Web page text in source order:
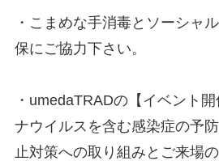
・こまめな手消毒とソーシャ
保にご協力下さい。
・umedaTRADの【イベント
ナウイルスを含む感染症の予
止対策への取り組みとご来場